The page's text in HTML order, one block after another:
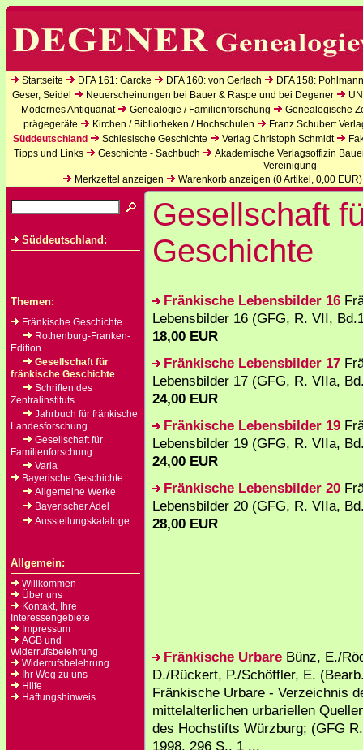
Startseite DFA 161: Garcke DFA 160: von Gerlach
DFA 158:
Geser, Seidel
Neuerscheinungen bei Bauer & Raspe und bei Degener
Modernes Antiquariat
Genealogie / Familienforschung
Genealogische
prägegeräte
Kirchen / Bibliotheken / Hochschulen
Franz Schubert
Süddeutschland
Schlesische Geschichte Verlag Christoph Schmidt
Tipps und Links
Geschichte - Sachbuch
Akademische Verlagsoffizin
Vereinigung
Merkzettel anzeigen
Warenkorb anzeigen (0Artikel, 0,00 EUR)
Süddeutschland:
Themen:
Fränkische Geschichte
Rothenburg-Franken-
Edition
Gesellschaft für
fränkische Geschichte
Schriften des
Zentralinstituts
Jahrbuch für fränkische
Landesforschung
Gesellschaft für
Familienforschung
Varia
Bayerische Geschichte
Allgemeine Werke
Bayerischer Adel
Ausstellungskataloge
Allgemein:
Willkommen
Über uns
Kontakt, Ihre
Interessengebiete
Impressum
AGB und
Widerrufsbelehrung
Widerrufsbelehrung
Ihr Weg zu uns
Hilfe
Haftungshinweis
Gesellschaft
Geschichte
Fränkische Lebensbilder 16
Lebensbilder 16 (GFG, R. VII,
18,00 EUR
Fränkische Lebensbilder 17
Lebensbilder 17 (GFG, R. VIIa,
24,00 EUR
Fränkische Lebensbilder 19
Lebensbilder 19 (GFG, R. VIIa,
24,00 EUR
Fränkische Lebensbilder 20
Lebensbilder 20 (GFG, R. VIIa,
28,00 EUR
Fränkische Urbare Bünz, E./
D./Rückert, P./Schöffler, E.
Fränkische Urbare - Verzeichnis
mittelalterlichen urbariellen
des Hochstifts Würzburg; (GFG
1998. 296 S., 1 ...